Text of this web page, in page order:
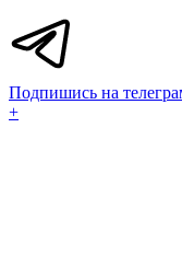
Подпишись на
+